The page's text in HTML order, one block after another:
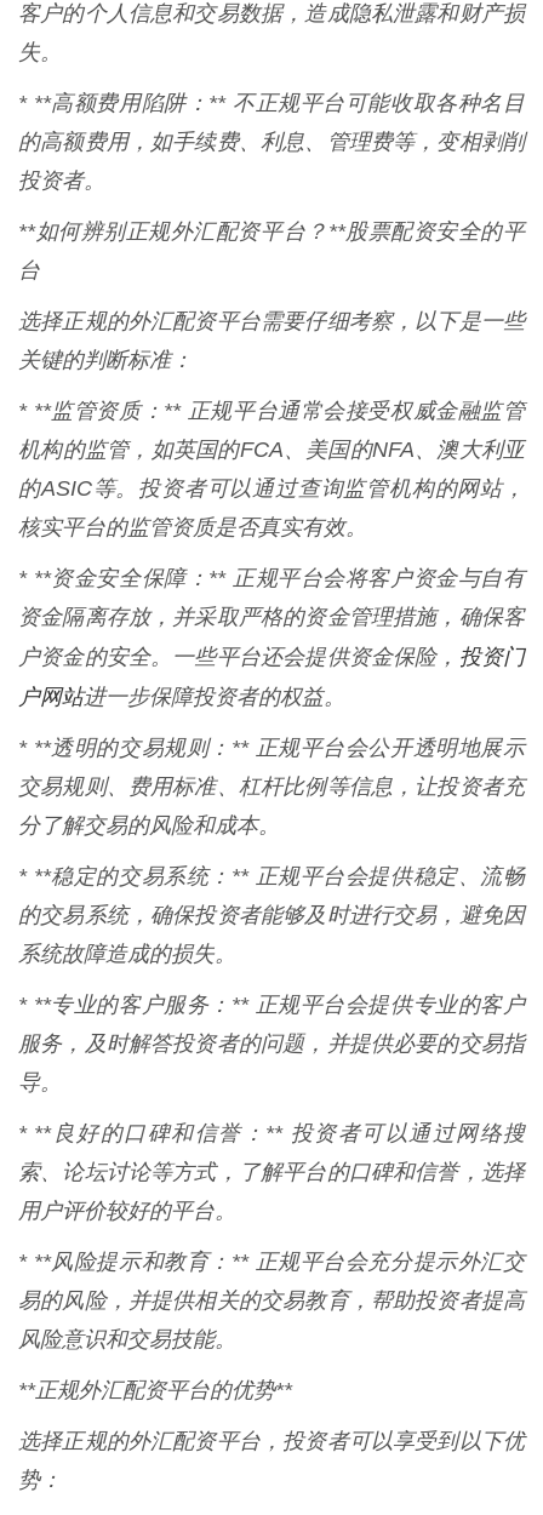
客户的个人信息和交易数据，造成隐私泄露和财产损
失。
* **高额费用陷阱：** 不正规平台可能收取各种名目
的高额费用，如手续费、利息、管理费等，变相剥削
投资者。
**如何辨别正规外汇配资平台？**股票配资安全的平
台
选择正规的外汇配资平台需要仔细考察，以下是一些
关键的判断标准：
* **监管资质：** 正规平台通常会接受权威金融监管
机构的监管，如英国的FCA、美国的NFA、澳大利亚
的ASIC等。投资者可以通过查询监管机构的网站，
核实平台的监管资质是否真实有效。
* **资金安全保障：** 正规平台会将客户资金与自有
资金隔离存放，并采取严格的资金管理措施，确保客
户资金的安全。一些平台还会提供资金保险， 投资门
户网站进一步保障投资者的权益。
* **透明的交易规则：** 正规平台会公开透明地展示
交易规则、费用标准、杠杆比例等信息，让投资者充
分了解交易的风险和成本。
* **稳定的交易系统：** 正规平台会提供稳定、流畅
的交易系统，确保投资者能够及时进行交易，避免因
系统故障造成的损失。
* **专业的客户服务：** 正规平台会提供专业的客户
服务，及时解答投资者的问题，并提供必要的交易指
导。
* **良好的口碑和信誉：** 投资者可以通过网络搜
索、论坛讨论等方式，了解平台的口碑和信誉，选择
用户评价较好的平台。
* **风险提示和教育：** 正规平台会充分提示外汇交
易的风险，并提供相关的交易教育，帮助投资者提高
风险意识和交易技能。
**正规外汇配资平台的优势**
选择正规的外汇配资平台，投资者可以享受到以下优
势：